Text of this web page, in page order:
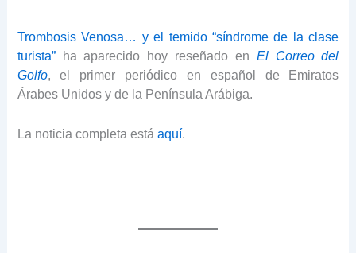
Trombosis Venosa… y el temido “síndrome de la clase
turista”ha aparecido hoy reseñado en El Correo del
Golfo, el primer periódico en español de Emiratos
Árabes Unidos y de la Península Arábiga.
La noticia completa está aquí.